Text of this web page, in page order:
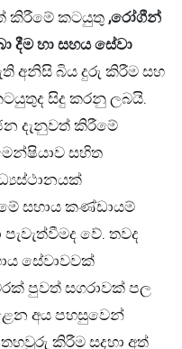
කිරීමේ කටයුතු ,රෝගීන්
දීම හා සහය සේවා
අනිසි බිය දුරු කිරීම සහ
සිදු කරනු ලබයි.
දැනුවත් කිරීමේ
සහිත
සහාය කණ්ඩායම්
වේ. තවද
සේවාවවක්
පුවත් සගරාවක් පල
අය පහසුවෙන්
කිරීම සදහා අත්